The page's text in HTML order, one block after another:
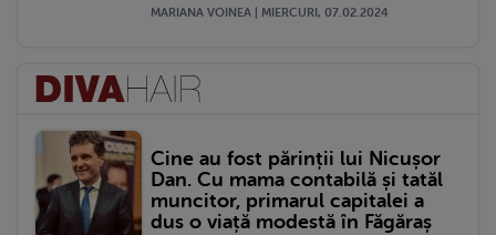
MARIANA VOINEA | MIERCURI, 07.02.2024
Cine au fost părinții lui Nicușor
Dan. Cu mama contabilă și tatăl
muncitor, primarul capitalei a
dus o viață modestă în Făgăraș